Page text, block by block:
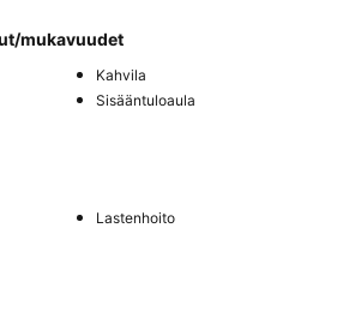
mukavuudet
Kahvila
Sisääntuloaula
Lastenhoito